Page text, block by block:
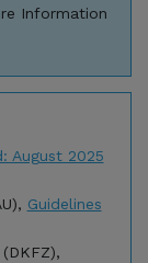
Information
August 2025
Guidelines